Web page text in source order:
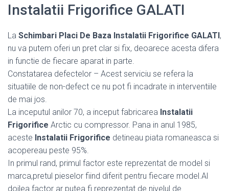
Instalatii Frigorifice GALATI
La Schimbari Placi De Baza Instalatii Frigorifice GALATI,
nu va putem oferi un pret clar si fix, deoarece acesta difera
in functie de fiecare aparat in parte.
Constatarea defectelor – Acest serviciu se refera la
situatiile de non-defect ce nu pot fi incadrate in interventiile
de mai jos.
La inceputul anilor 70, a inceput fabricarea Instalatii
Frigorifice Arctic cu compressor. Pana in anul 1985,
aceste Instalatii Frigorifice detineau piata romaneasca si
acopereau peste 95%.
In primul rand, primul factor este reprezentat de model si
marca,pretul pieselor fiind diferit pentru fiecare model.Al
doilea factor ar putea fi reprezentat de nivelul de